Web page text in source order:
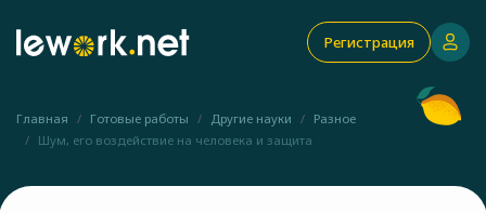
Регистрация
Главная Готовые работы Другие науки
Разное
Шум, его воздействие на человека и защита